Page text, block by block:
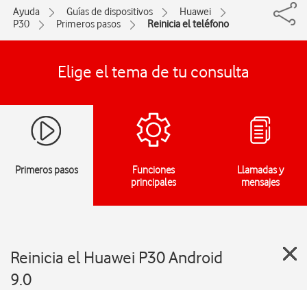
Ayuda Guías de dispositivos
Huawei
P30
Primeros pasos Reinicia el teléfono
Elige el tema de tu consulta
Primeros pasos
Funciones
principales
Llamadas y
mensajes
Reinicia el Huawei P30 Android
9.0